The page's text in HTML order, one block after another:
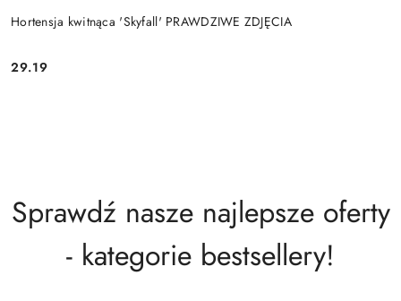
Hortensja kwitnąca 'Skyfall' PRAWDZIWE ZDJĘCIA
Cena:
29.19
Sprawdź nasze najlepsze oferty
- kategorie bestsellery!